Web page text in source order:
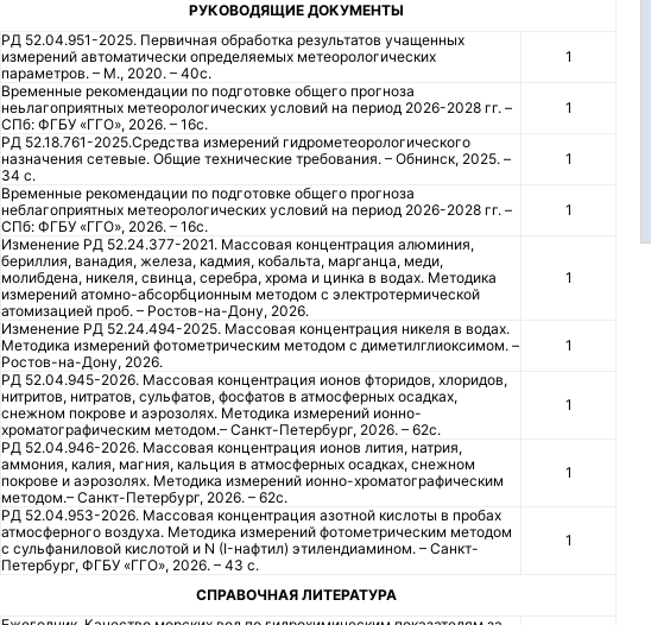
РУКОВОДЯЩИЕ ДОКУМЕНТЫ
РД 52.04.951-2025. Первичная обработка результатов учащенных
измерений автоматически определяемых метеорологических
параметров. – М., 2020. – 40с.
1
Временные рекомендации по подготовке общего прогноза
неьлагоприятных метеорологических условий на период 2026-2028 гг. –
СПб: ФГБУ «ГГО», 2026. – 16с.
1
РД 52.18.761-2025.Средства измерений гидрометеорологического
назначения сетевые. Общие технические требования. – Обнинск, 2025. –
34 с.
1
Временные рекомендации по подготовке общего прогноза
неблагоприятных метеорологических условий на период 2026-2028 гг. –
СПб: ФГБУ «ГГО», 2026. – 16с.
1
Изменение РД 52.24.377-2021. Массовая концентрация алюминия,
бериллия, ванадия, железа, кадмия, кобальта, марганца, меди,
молибдена, никеля, свинца, серебра, хрома и цинка в водах. Методика
измерений атомно-абсорбционным методом с электротермической
атомизацией проб. – Ростов-на-Дону, 2026.
1
Изменение РД 52.24.494-2025. Массовая концентрация никеля в водах.
Методика измерений фотометрическим методом с диметилглиоксимом. –
Ростов-на-Дону, 2026.
1
РД 52.04.945-2026. Массовая концентрация ионов фторидов, хлоридов,
нитритов, нитратов, сульфатов, фосфатов в атмосферных осадках,
снежном покрове и аэрозолях. Методика измерений ионно-
хроматографическим методом.– Санкт-Петербург, 2026. – 62с.
1
РД 52.04.946-2026. Массовая концентрация ионов лития, натрия,
аммония, калия, магния, кальция в атмосферных осадках, снежном
покрове и аэрозолях. Методика измерений ионно-хроматографическим
методом.– Санкт-Петербург, 2026. – 62с.
1
РД 52.04.953-2026. Массовая концентрация азотной кислоты в пробах
атмосферного воздуха. Методика измерений фотометрическим методом
с сульфаниловой кислотой и N (I-нафтил) этилендиамином. – Санкт-
Петербург, ФГБУ «ГГО», 2026. – 43 с.
1
СПРАВОЧНАЯ ЛИТЕРАТУРА